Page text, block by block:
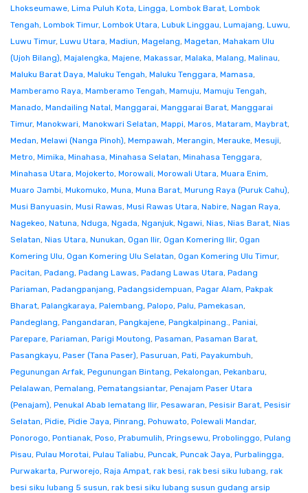
Lhokseumawe, Lima Puluh Kota, Lingga, Lombok Barat, Lombok
Tengah, Lombok Timur, Lombok Utara, Lubuk Linggau, Lumajang, Luwu,
Luwu Timur, Luwu Utara, Madiun, Magelang, Magetan, Mahakam Ulu
(Ujoh Bilang), Majalengka, Majene, Makassar, Malaka, Malang, Malinau,
Maluku Barat Daya, Maluku Tengah, Maluku Tenggara, Mamasa,
Mamberamo Raya, Mamberamo Tengah, Mamuju, Mamuju Tengah,
Manado, Mandailing Natal, Manggarai, Manggarai Barat, Manggarai
Timur, Manokwari, Manokwari Selatan, Mappi, Maros, Mataram, Maybrat,
Medan, Melawi (Nanga Pinoh), Mempawah, Merangin, Merauke, Mesuji,
Metro, Mimika, Minahasa, Minahasa Selatan, Minahasa Tenggara,
Minahasa Utara, Mojokerto, Morowali, Morowali Utara, Muara Enim,
Muaro Jambi, Mukomuko, Muna, Muna Barat, Murung Raya (Puruk Cahu),
Musi Banyuasin, Musi Rawas, Musi Rawas Utara, Nabire, Nagan Raya,
Nagekeo, Natuna, Nduga, Ngada, Nganjuk, Ngawi, Nias, Nias Barat, Nias
Selatan, Nias Utara, Nunukan, Ogan Ilir, Ogan Komering Ilir, Ogan
Komering Ulu, Ogan Komering Ulu Selatan, Ogan Komering Ulu Timur,
Pacitan, Padang, Padang Lawas, Padang Lawas Utara, Padang
Pariaman, Padangpanjang, Padangsidempuan, Pagar Alam, Pakpak
Bharat, Palangkaraya, Palembang, Palopo, Palu, Pamekasan,
Pandeglang, Pangandaran, Pangkajene, Pangkalpinang., Paniai,
Parepare, Pariaman, Parigi Moutong, Pasaman, Pasaman Barat,
Pasangkayu, Paser (Tana Paser), Pasuruan, Pati, Payakumbuh,
Pegunungan Arfak, Pegunungan Bintang, Pekalongan, Pekanbaru,
Pelalawan, Pemalang, Pematangsiantar, Penajam Paser Utara
(Penajam), Penukal Abab lematang Ilir, Pesawaran, Pesisir Barat, Pesisir
Selatan, Pidie, Pidie Jaya, Pinrang, Pohuwato, Polewali Mandar,
Ponorogo, Pontianak, Poso, Prabumulih, Pringsewu, Probolinggo, Pulang
Pisau, Pulau Morotai, Pulau Taliabu, Puncak, Puncak Jaya, Purbalingga,
Purwakarta, Purworejo, Raja Ampat, rak besi, rak besi siku lubang, rak
besi siku lubang 5 susun, rak besi siku lubang susun gudang arsip